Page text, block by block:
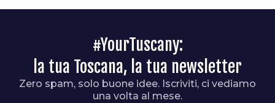
#YourTuscany:
la tua Toscana, la tua newsletter
Zero spam, solo buone idee. Iscriviti, ci vediamo
una volta al mese.